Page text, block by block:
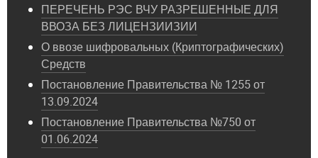
ПЕРЕЧЕНЬ РЭС ВЧУ РАЗРЕШЕННЫЕ ДЛЯ
ВВОЗА БЕЗ ЛИЦЕНЗИИЗИИ
О ввозе шифровальных (Криптографических)
Средств
Постановление Правительства № 1255 от
13.09.2024
Постановление Правительства №750 от
01.06.2024